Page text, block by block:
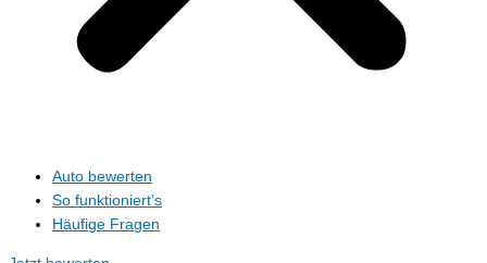
Auto bewerten
So funktioniert’s
Häufige Fragen